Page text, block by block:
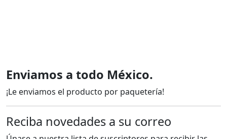
Enviamos a todo México.
¡Le enviamos el producto por paquetería!
Reciba novedades a su correo